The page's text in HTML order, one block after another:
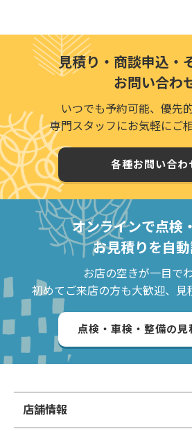
見積り・商談申込・
お問い合わ
いつでも予約可能、優先
専門スタッフにお気軽にご
各種お問い合わ
オンラインで点検
お見積りを自
お店の空きが一目でわ
初めてご来店の方も大歓迎、見
点検・車検・整備の見
店舗情報